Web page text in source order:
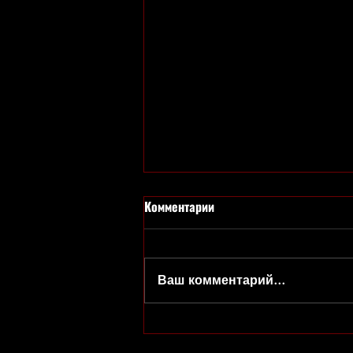
Праздник с Клоунами
Комментарии
Ваш комментарий...